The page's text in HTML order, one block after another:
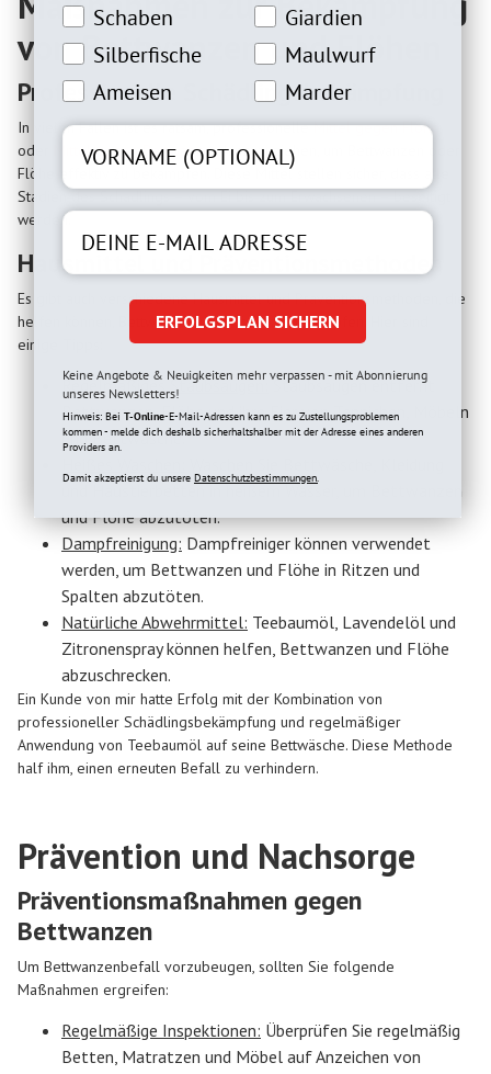
von Bettwanzen und Flöhen
Professionelle Schädlingsbekämpfung
In vielen Fällen ist es ratsam, professionelleMittel gegen Flöhe
oder
Mittel gegen Bettwanzenhinzuzuziehen, um Bettwanzen oder
Flöhe effektiv zu bekämpfen. Diese Mittel stellen sicher, dass alle
Stadien des Schädlings – vom Ei bis zum Erwachsenen – beseitigt
werden.
Hausmittel und Präventionsmethoden
Es gibt auch verschiedene Hausmittel und Präventionsmethoden, die
helfen können, Bettwanzen und Flöhe zu bekämpfen. Hier sind
einige Tipps:
Regelmäßiges Staubsaugen: Staubsaugen entfernt
Bettwanzen, Flöhe und ihre Eier von Teppichen, Möbeln
und Bettwäsche.
und Haustierbetten in heißem Wasser, um Bettwanzen
und Flöhe abzutöten.
Dampfreinigung: Dampfreiniger können verwendet
werden, um Bettwanzen und Flöhe in Ritzen und
Spalten abzutöten.
Natürliche Abwehrmittel: Teebaumöl, Lavendelöl und
Zitronenspray können helfen, Bettwanzen und Flöhe
abzuschrecken.
Ein Kunde von mir hatte Erfolg mit der Kombination von
professioneller Schädlingsbekämpfung und regelmäßiger
Anwendung von Teebaumöl auf seine Bettwäsche. Diese Methode
half ihm, einen erneuten Befall zu verhindern.
Prävention und Nachsorge
Präventionsmaßnahmen gegen
Bettwanzen
Um Bettwanzenbefall vorzubeugen, sollten Sie folgende
Maßnahmen ergreifen:
Regelmäßige Inspektionen: Überprüfen Sie regelmäßig
Betten, Matratzen und Möbel auf Anzeichen von
Schabeninteresse
Schaben Giardien Interesse
Giardien
Silberfische Interesse
Silberfische Maulwurfinteresse
Maulwurf
Ameiseninteresse
Ameisen Marderinteresse
Marder
ERFOLGSPLAN SICHERN
Keine Angebote & Neuigkeiten mehr verpassen - mit Abonnierung
unseres Newsletters!
Hinweis: Bei T-Online-E-Mail-Adressen kann es zu Zustellungsproblemen
kommen - melde dich deshalb sicherhaltshalber mit der Adresse eines anderen
Providers an.
Damit akzeptierst du unsere Datenschutzbestimmungen.